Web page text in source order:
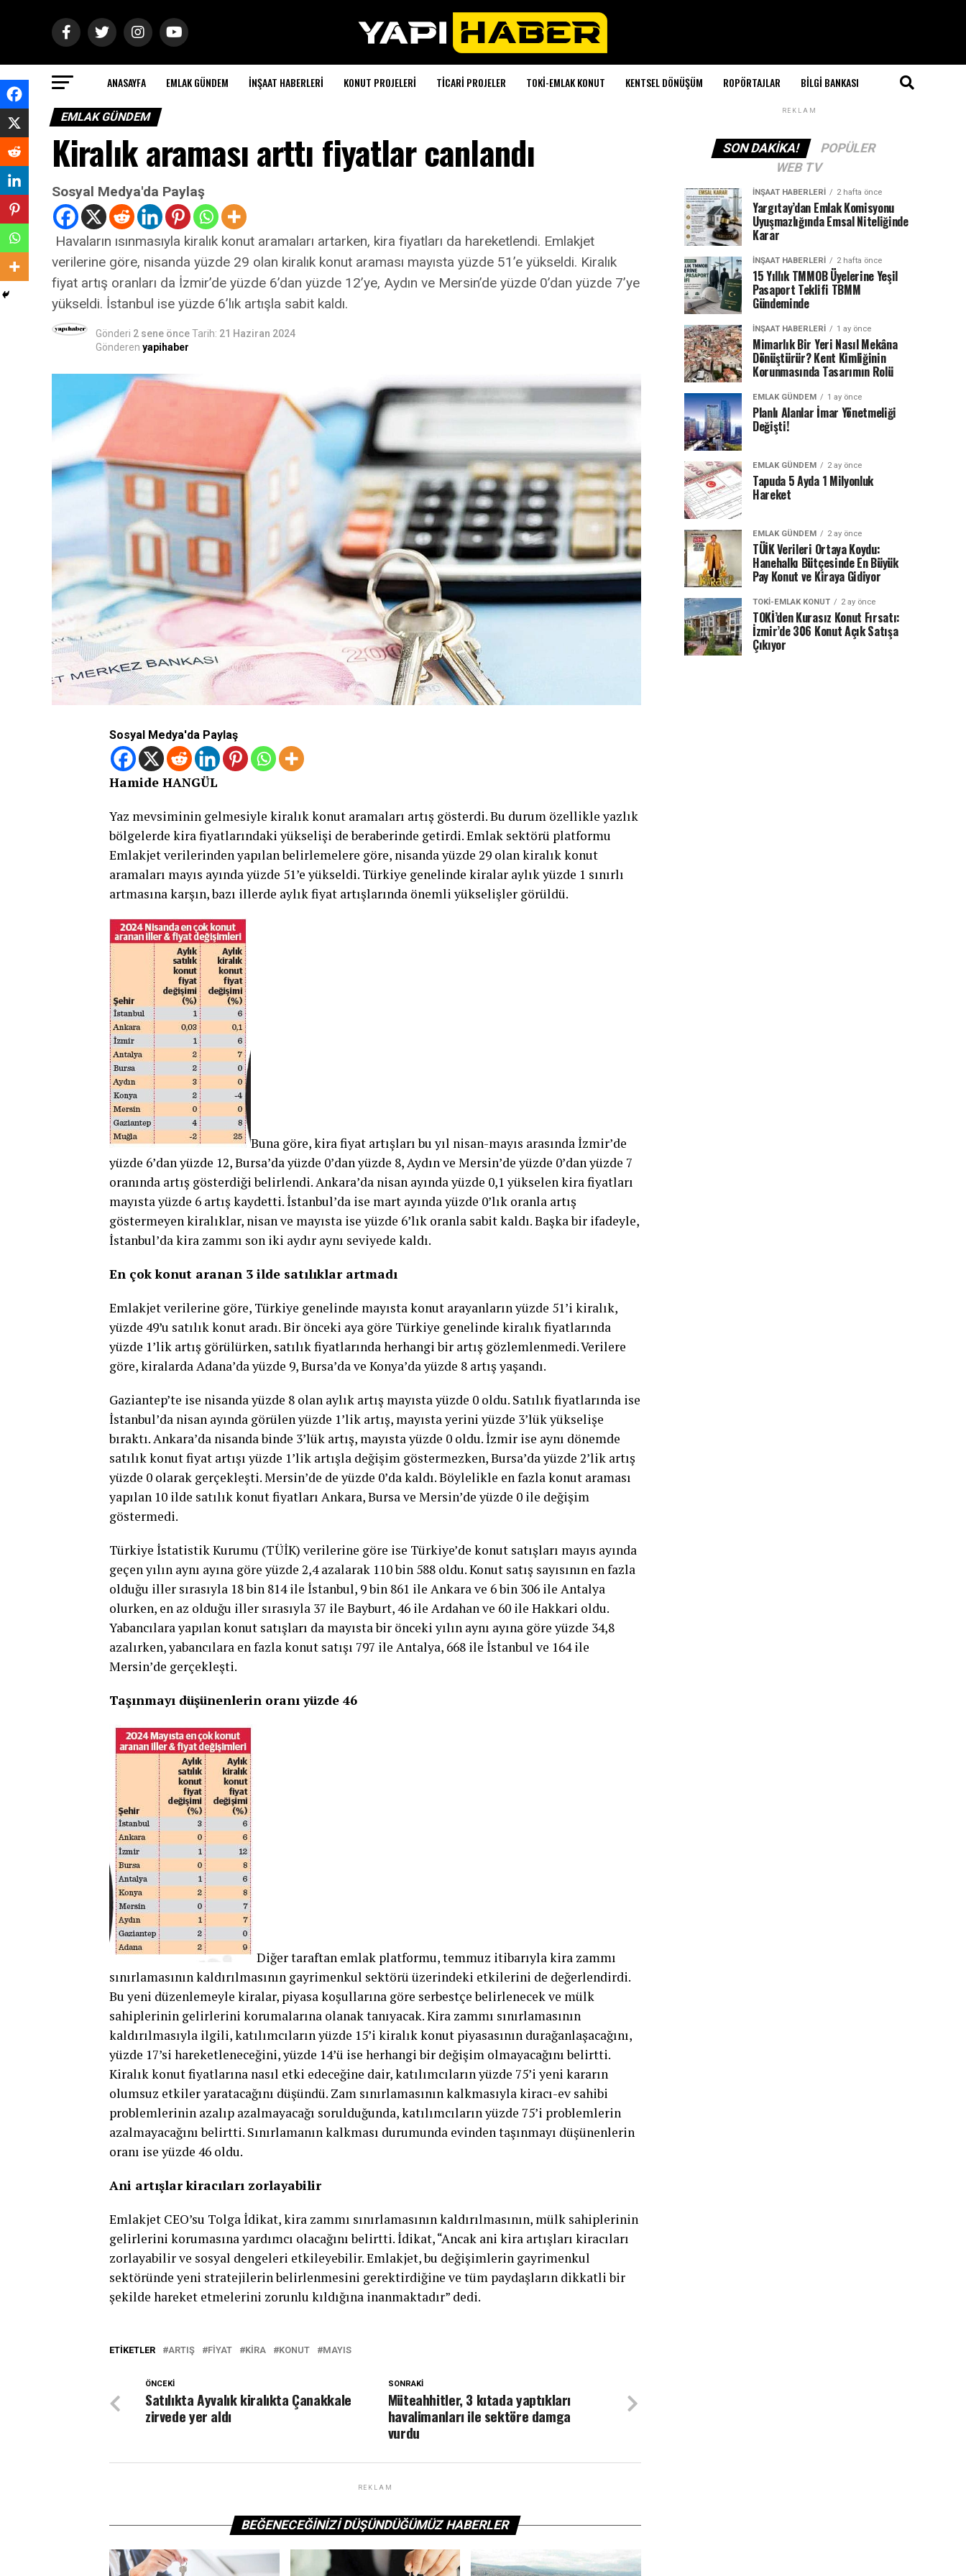
ANASAYFA EMLAK GÜNDEM İNŞAAT HABERLERI KONUT PROJELERI TICARI PROJELER TOKI-EMLAK KONUT KENTSEL DÖNÜŞÜM ROPÖRTAJLAR BILGI BANKASI
EMLAK GÜNDEM
Kiralık araması arttı fiyatlar canlandı
Sosyal Medya'da Paylaş
Havaların ısınmasıyla kiralık konut aramaları artarken, kira fiyatları da hareketlendi. Emlakjet
verilerine göre, nisanda yüzde 29 olan kiralık konut araması mayısta yüzde 51’e yükseldi. Kiralık
fiyat artış oranları da İzmir’de yüzde 6’dan yüzde 12’ye, Aydın ve Mersin’de yüzde 0’dan yüzde 7’ye
yükseldi. İstanbul ise yüzde 6’lık artışla sabit kaldı.
Gönderi 2 sene önceTarih: 21 Haziran 2024
Gönderen yapihaber
Sosyal Medya'da Paylaş
Hamide HANGÜL
Yaz mevsimi­nin gelmesiy­le kiralık konut aramaları artış gösterdi. Bu durum özellikle yazlık
böl­gelerde kira fiyatlarındaki yükselişi de beraberinde ge­tirdi. Emlak sektörü platfor­mu
Emlakjet verilerinden ya­pılan belirlemelere göre, ni­sanda yüzde 29 olan kiralık konut
aramaları mayıs ayın­da yüzde 51’e yükseldi. Tür­kiye genelinde kiralar aylık yüzde 1 sınırlı
artmasına kar­şın, bazı illerde aylık fiyat ar­tışlarında önemli yükselişler görüldü.
Buna göre, kira fi­yat artışları bu yıl nisan-ma­yıs arasında İzmir’de
yüzde 6’dan yüzde 12, Bursa’da yüz­de 0’dan yüzde 8, Aydın ve Mersin’de yüzde 0’dan yüz­de 7
oranında artış gösterdi­ği belirlendi. Ankara’da nisan ayında yüzde 0,1 yükselen ki­ra fiyatları
mayısta yüzde 6 artış kaydetti. İstanbul’da ise mart ayında yüzde 0’lık oran­la artış
göstermeyen kiralık­lar, nisan ve mayısta ise yüzde 6’lık oranla sabit kaldı. Başka bir ifadeyle,
İstanbul’da kira zammı son iki aydır aynı sevi­yede kaldı.
En çok konut aranan 3 ilde satılıklar artmadı
Emlakjet verilerine göre, Türkiye genelinde mayısta konut arayanların yüzde 51’i kiralık,
yüzde 49’u satılık ko­nut aradı. Bir önceki aya gö­re Türkiye genelinde kiralık fiyatlarında
yüzde 1’lik artış görülürken, satılık fiyatla­rında herhangi bir artış göz­lemlenmedi. Verilere
göre, kiralarda Adana’da yüzde 9, Bursa’da ve Konya’da yüzde 8 artış yaşandı.
Gaziantep’te ise nisanda yüzde 8 olan ay­lık artış mayısta yüzde 0 ol­du. Satılık fiyatlarında ise
İs­tanbul’da nisan ayında görü­len yüzde 1’lik artış, mayısta yerini yüzde 3’lük yükseli­şe
bıraktı. Ankara’da nisan­da binde 3’lük artış, mayısta yüzde 0 oldu. İzmir ise aynı dönemde
satılık konut fiyat artışı yüzde 1’lik artışla deği­şim göstermezken, Bursa’da yüzde 2’lik artış
yüzde 0 ola­rak gerçekleşti. Mersin’de de yüzde 0’da kaldı. Böylelikle en fazla konut araması
yapı­lan 10 ilde satılık konut fiyat­ları Ankara, Bursa ve Mer­sin’de yüzde 0 ile değişim
göstermedi.
Türkiye İstatis­tik Kurumu (TÜİK) verileri­ne göre ise Türkiye’de konut satışları mayıs ayında
geçen yılın aynı ayına göre yüzde 2,4 azalarak 110 bin 588 oldu. Konut satış sayısının en faz­la
olduğu iller sırasıyla 18 bin 814 ile İstanbul, 9 bin 861 ile Ankara ve 6 bin 306 ile An­talya
olurken, en az olduğu iller sırasıyla 37 ile Bayburt, 46 ile Ardahan ve 60 ile Hak­kari oldu.
Yabancılara yapı­lan konut satışları da mayıs­ta bir önceki yılın aynı ayı­na göre yüzde 34,8
azalırken, yabancılara en fazla konut satışı 797 ile Antalya, 668 ile İstanbul ve 164 ile
Mersin’de gerçekleşti.
Taşınmayı düşünenlerin oranı yüzde 46
Diğer taraftan emlak plat­formu, temmuz itibarıyla kira zammı
sınırlamasının kaldırılmasının gayrimen­kul sektörü üzerindeki etki­lerini de değerlendirdi.
Bu yeni düzenlemeyle kiralar, piyasa koşullarına göre ser­bestçe belirlenecek ve mülk
sahiplerinin gelirlerini ko­rumalarına olanak tanıya­cak. Kira zammı sınırlama­sının
kaldırılmasıyla ilgili, katılımcıların yüzde 15’i ki­ralık konut piyasasının du­rağanlaşacağını,
yüzde 17’si hareketleneceğini, yüzde 14’ü ise herhangi bir değişim olmayacağını belirtti.
Kira­lık konut fiyatlarına nasıl et­ki edeceğine dair, katılımcı­ların yüzde 75’i yeni kararın
olumsuz etkiler yaratacağı­nı düşündü. Zam sınırlama­sının kalkmasıyla kiracı-ev sahibi
problemlerinin aza­lıp azalmayacağı soruldu­ğunda, katılımcıların yüzde 75’i problemlerin
azalmaya­cağını belirtti. Sınırlamanın kalkması durumunda evin­den taşınmayı düşünenle­rin
oranı ise yüzde 46 oldu.
Ani artışlar kiracıları zorlayabilir
Emlakjet CEO’su Tolga İdikat, kira zammı sınırlamasının kaldırılmasının, mülk sahiplerinin
gelirlerini korumasına yardımcı olacağını belirtti. İdikat, “Ancak ani kira artışları kiracıları
zorlayabilir ve sosyal dengeleri etkileyebilir. Emlakjet, bu değişimlerin gayrimenkul
sektöründe yeni stratejilerin belirlenmesini gerektirdiğine ve tüm paydaşların dikkatli bir
şekilde hareket etmelerini zorunlu kıldığına inanmaktadır” dedi.
ETIKETLER ARTIŞ FIYAT KIRA KONUT MAYIS
SONRAKI
Müteahhitler, 3 kıtada yaptıkları
havalimanları ile sektöre damga
vurdu
ÖNCEKI
Satılıkta Ayvalık kiralıkta Çanakkale
zirvede yer aldı
REKLAM
BEĞENECEĞINIZI DÜŞÜNDÜĞÜMÜZ HABERLER
REKLAM
SON DAKIKA!
POPÜLER
WEB TV
İNŞAAT HABERLERI 2 hafta önce
Yargıtay’dan Emlak Komisyonu
Uyuşmazlığında Emsal Niteliğinde
Karar
İNŞAAT HABERLERI 2 hafta önce
15 Yıllık TMMOB Üyelerine Yeşil
Pasaport Teklifi TBMM
Gündeminde
İNŞAAT HABERLERI 1 ay önce
Mimarlık Bir Yeri Nasıl Mekâna
Dönüştürür? Kent Kimliğinin
Korunmasında Tasarımın Rolü
EMLAK GÜNDEM 1 ay önce
Planlı Alanlar İmar Yönetmeliği
Değişti!
EMLAK GÜNDEM 2 ay önce
Tapuda 5 Ayda 1 Milyonluk
Hareket
EMLAK GÜNDEM 2 ay önce
TÜİK Verileri Ortaya Koydu:
Hanehalkı Bütçesinde En Büyük
Pay Konut ve Kiraya Gidiyor
TOKI-EMLAK KONUT 2 ay önce
TOKİ’den Kurasız Konut Fırsatı:
İzmir’de 306 Konut Açık Satışa
Çıkıyor